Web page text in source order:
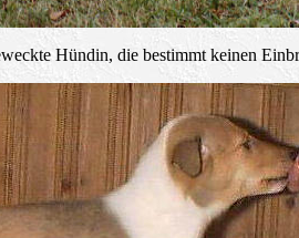
Hündin, die bestimmt keinen